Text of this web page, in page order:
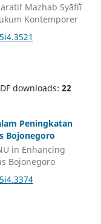
Mazhab Syāfiʿī
Kontemporer
downloads:22
Peningkatan
Bojonegoro
in Enhancing
Bojonegoro